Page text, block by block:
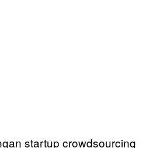
startup crowdsourcing